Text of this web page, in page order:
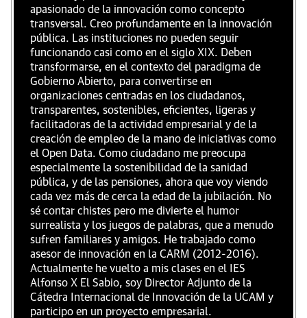
apasionado de la innovación como concepto
transversal. Creo profundamente en la innovación
pública. Las instituciones no pueden seguir
funcionando casi como en el siglo XIX. Deben
transformarse, en el contexto del paradigma de
Gobierno Abierto, para convertirse en
organizaciones centradas en los ciudadanos,
transparentes, sostenibles, eficientes, ligeras y
facilitadoras de la actividad empresarial y de la
creación de empleo de la mano de iniciativas como
el Open Data. Como ciudadano me preocupa
especialmente la sostenibilidad de la sanidad
pública, y de las pensiones, ahora que voy viendo
cada vez más de cerca la edad de la jubilación. No
sé contar chistes pero me divierte el humor
surrealista y los juegos de palabras, que a menudo
sufren familiares y amigos. He trabajado como
asesor de innovación en la CARM (2012-2016).
Actualmente he vuelto a mis clases en el IES
Alfonso X El Sabio, soy Director Adjunto de la
Cátedra Internacional de Innovación de la UCAM y
participo en un proyecto empresarial.